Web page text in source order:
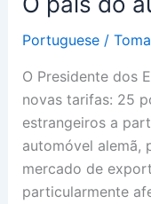
Portuguese/
O Presidente dos
novas tarifas: 25
estrangeiros a
automóvel alemã,
mercado de
particularmente